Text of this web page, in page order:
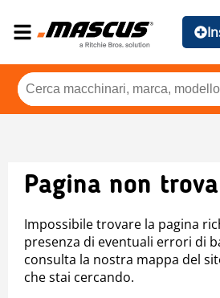
Pagina non
Impossibile trovare la pagina
presenza di eventuali errori di
consulta la nostra mappa del
che stai cercando.